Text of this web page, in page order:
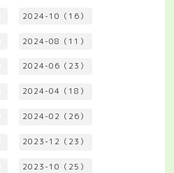
2024-10（16）
2024-08（11）
2024-06（23）
2024-04（18）
2024-02（26）
2023-12（23）
2023-10（25）